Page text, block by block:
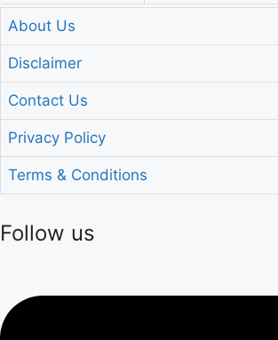
About Us
Disclaimer
Contact Us
Privacy Policy
Terms & Conditions
Follow us